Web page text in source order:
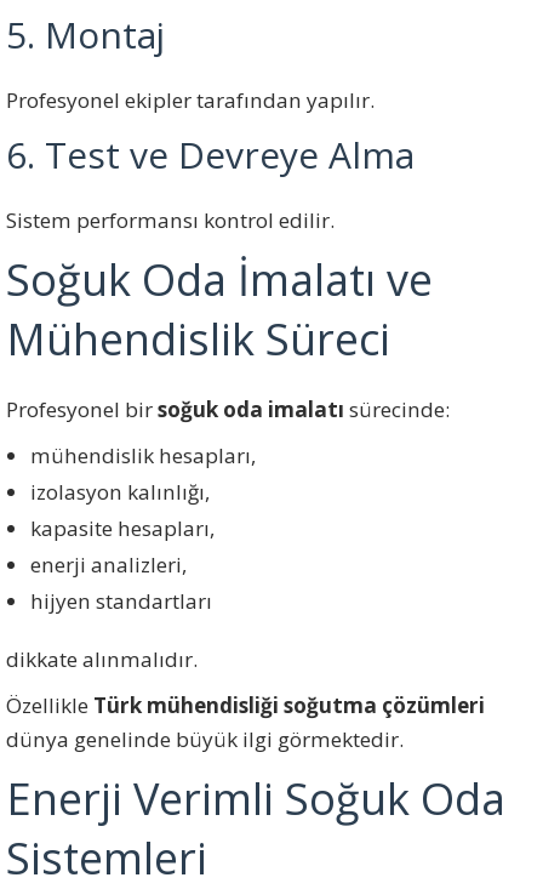
5. Montaj
Profesyonel ekipler tarafından yapılır.
6. Test ve Devreye Alma
Sistem performansı kontrol edilir.
Soğuk Oda İmalatı ve
Mühendislik Süreci
Profesyonel birsoğuk oda imalatı sürecinde:
mühendislik hesapları,
izolasyon kalınlığı,
kapasite hesapları,
enerji analizleri,
hijyen standartları
dikkate alınmalıdır.
Özellikle Türk mühendisliği soğutma çözümleri
dünya genelinde büyük ilgi görmektedir.
Enerji Verimli Soğuk Oda
Sistemleri